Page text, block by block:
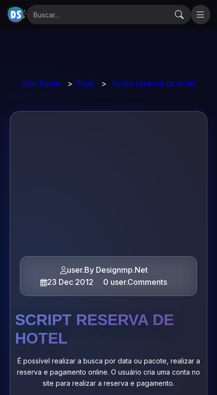
user.home > Blog > Script reserva de hotel
user.By Designmp.Net
23 Dec 2012
0 user.Comments
SCRIPT RESERVA DE
HOTEL
É possível realizar a busca por data ou pacote, realizar a
reserva e pagamento online. O usuário cria uma conta no
site para realizar a reserva e pagamento.